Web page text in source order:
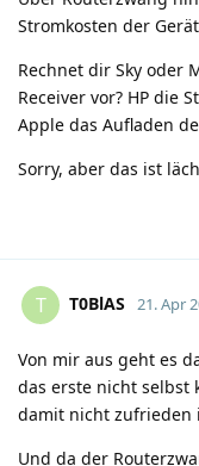
Stromkosten der
Rechnet dir Sky oder
Receiver vor? HP die
Apple das Aufladen
Sorry, aber das ist
T T0BlAS 21. Apr
Von mir aus geht es
das erste nicht selbst
damit nicht zufrieden
Und da der